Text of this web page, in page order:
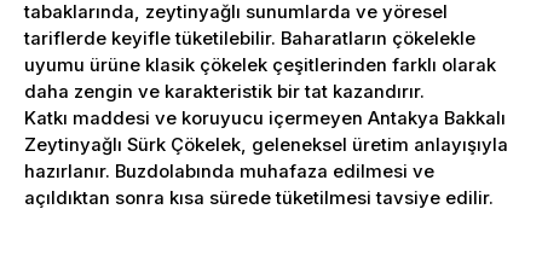
tabaklarında, zeytinyağlı sunumlarda ve yöresel
tariflerde keyifle tüketilebilir. Baharatların çökelekle
uyumu ürüne klasik çökelek çeşitlerinden farklı olarak
daha zengin ve karakteristik bir tat kazandırır.
Katkı maddesi ve koruyucu içermeyen Antakya Bakkalı
Zeytinyağlı Sürk Çökelek, geleneksel üretim anlayışıyla
hazırlanır. Buzdolabında muhafaza edilmesi ve
açıldıktan sonra kısa sürede tüketilmesi tavsiye edilir.